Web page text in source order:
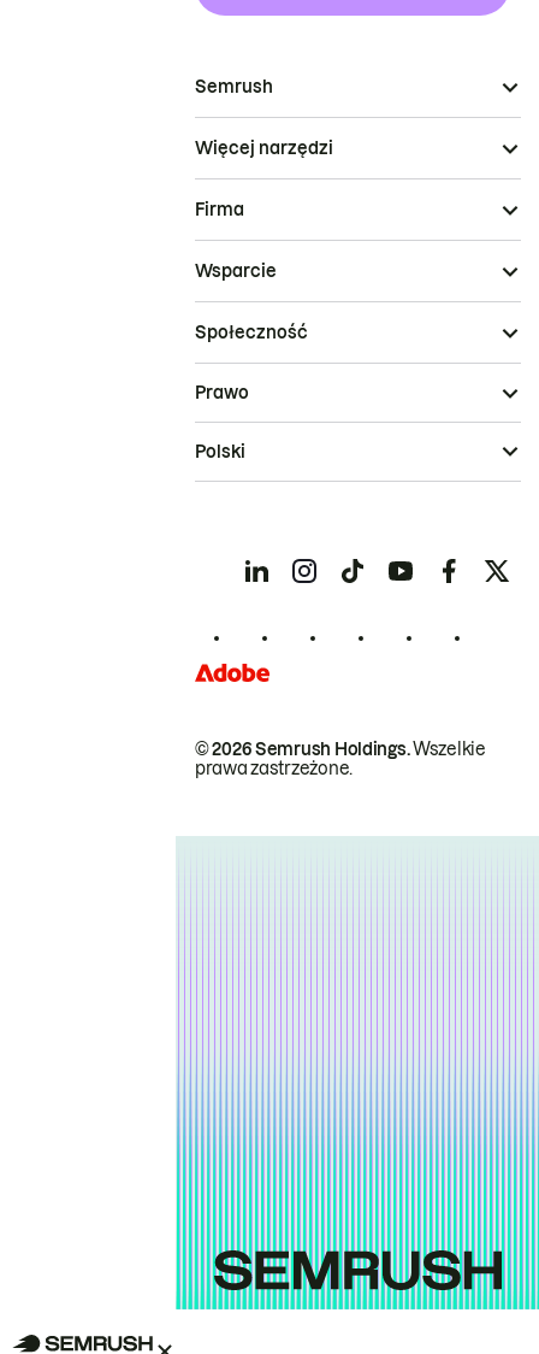
Semrush
Więcej narzędzi
Firma
Wsparcie
Społeczność
© 2026 Semrush Holdings.Wszelkie
prawa zastrzeżone.
Prawo
Polski